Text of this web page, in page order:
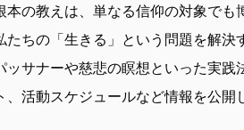
本の教えは、単なる信仰の対象でも
たちの「生きる」という問題を解
ッサナーや慈悲の瞑想といった実
、活動スケジュールなど情報を公開